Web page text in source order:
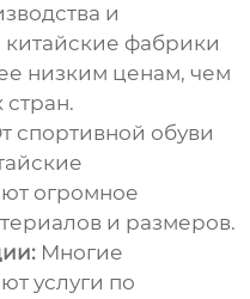
и
фабрики
низким ценам, чем
стран.
спортивной обуви
огромное
и размеров.
Многие
услуги по